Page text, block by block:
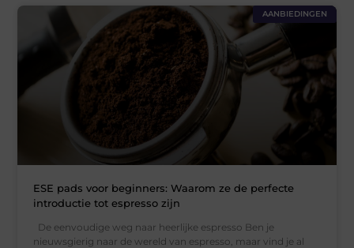
AANBIEDINGEN
ESE pads voor beginners: Waarom ze de perfecte
introductie tot espresso zijn
De eenvoudige weg naar heerlijke espresso Ben je
nieuwsgierig naar de wereld van espresso, maar vind je al